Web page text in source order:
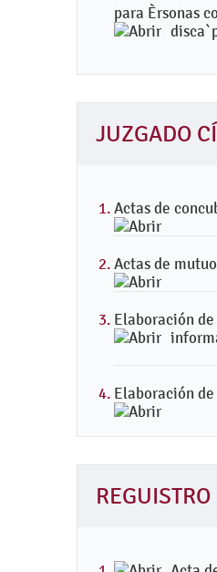
para Èrsonas
JUZGADO
Actas de
Actas de
Elaboración
Elaboración